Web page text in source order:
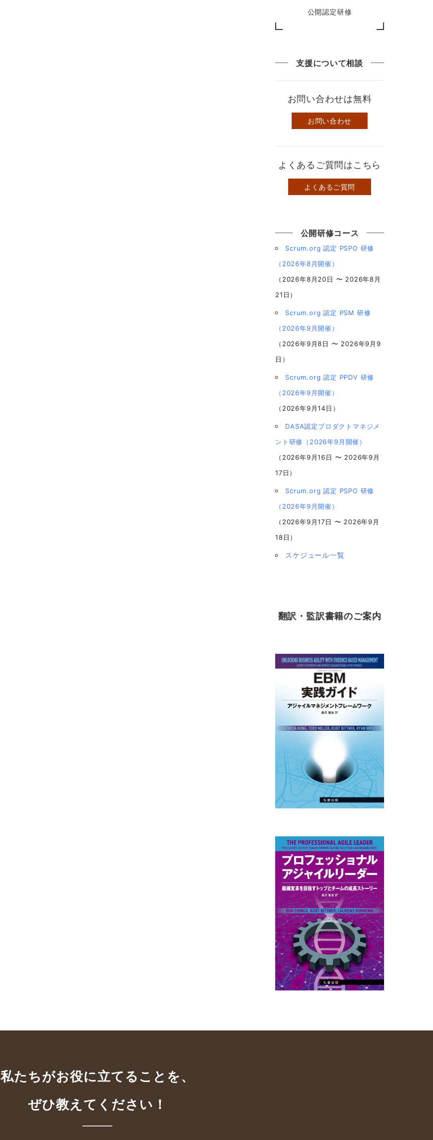
公開認定研修
支援について相談
お問い合わせは無料
お問い合わせ
よくあるご質問はこちら
よくあるご質問
公開研修コース
Scrum.org 認定 PSPO 研修
（2026年8月開催）
（2026年8月20日 〜 2026年8月
21日）
Scrum.org 認定 PSM 研修
（2026年9月開催）
（2026年9月8日 〜 2026年9月9
日）
Scrum.org 認定 PPDV 研修
（2026年9月開催）
（2026年9月14日）
DASA認定プロダクトマネジメ
ント研修（2026年9月開催）
（2026年9月16日 〜 2026年9月
17日）
Scrum.org 認定 PSPO 研修
（2026年9月開催）
（2026年9月17日 〜 2026年9月
18日）
スケジュール一覧
翻訳・監訳書籍のご案内
私たちがお役に立てることを、
ぜひ教えてください！